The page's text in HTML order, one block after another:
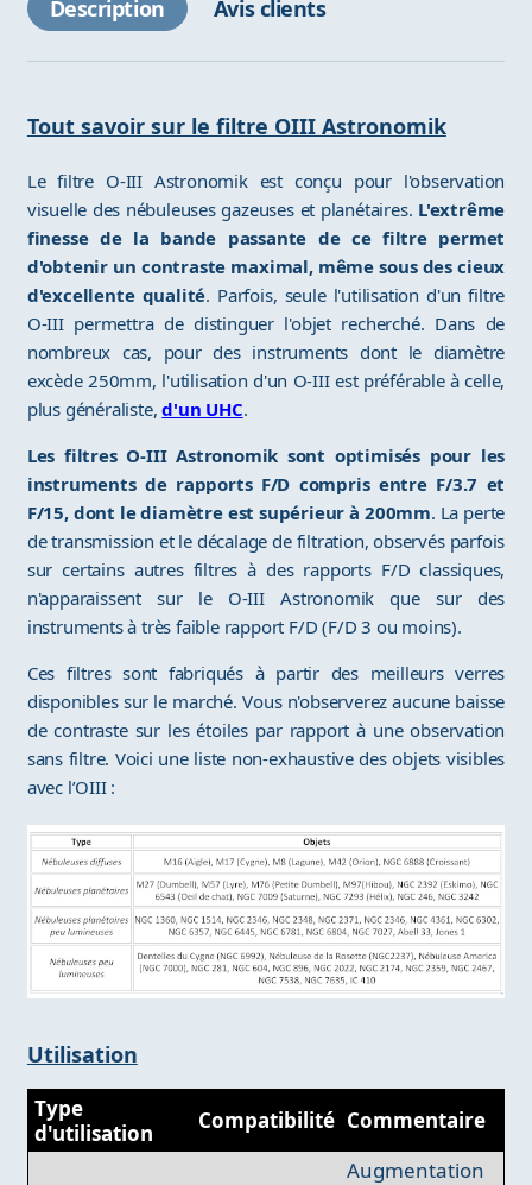
Description Avis clients
Tout savoir sur le filtre OIII Astronomik
Le filtre O-III Astronomik est conçu pour l'observation
visuelle des nébuleuses gazeuses et planétaires. L'extrême
finesse de la bande passante de ce filtre permet
d'obtenir un contraste maximal, même sous des cieux
d'excellente qualité. Parfois, seule l'utilisation d'un filtre
O-III permettra de distinguer l'objet recherché. Dans de
nombreux cas, pour des instruments dont le diamètre
excède 250mm, l'utilisation d'un O-III est préférable à celle,
plus généraliste,d'un UHC.
Les filtres O-III Astronomik sont optimisés pour les
instruments de rapports F/D compris entre F/3.7 et
F/15, dont le diamètre est supérieur à 200mm. La perte
de transmission et le décalage de filtration, observés parfois
sur certains autres filtres à des rapports F/D classiques,
n'apparaissent sur le O-III Astronomik que sur des
instruments à très faible rapport F/D (F/D 3 ou moins).
Ces filtres sont fabriqués à partir des meilleurs verres
disponibles sur le marché. Vous n'observerez aucune baisse
de contraste sur les étoiles par rapport à une observation
sans filtre. Voici une liste non-exhaustive des objets visibles
avec l’OIII :
Utilisation
Type
d'utilisation
Compatibilité Commentaire
Augmentation